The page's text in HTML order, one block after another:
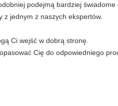
podejmą bardziej świadome
jednym z naszych ekspertów.
Ci wejść w dobrą stronę.
Cię do odpowiedniego